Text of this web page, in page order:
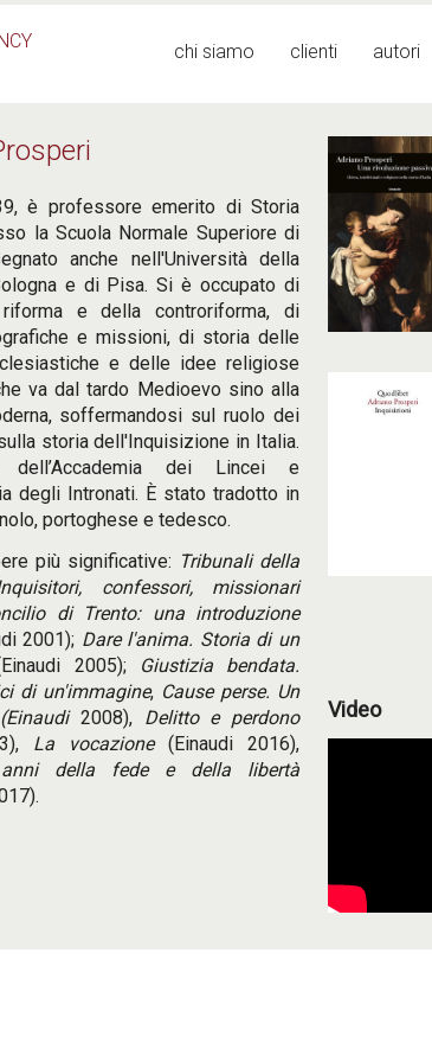
Menu principale
chi siamo clienti autori
è professore emerito di Storia
la Scuola Normale Superiore di
anche nell'Università della
e di Pisa. Si è occupato di
e della controriforma, di
e missioni, di storia delle
e delle idee religiose
va dal tardo Medioevo sino alla
soffermandosi sul ruolo dei
storia dell'Inquisizione in Italia.
dell’Accademia dei Lincei e
degli Intronati. È stato tradotto in
portoghese e tedesco.
più significative: Tribunali della
confessori, missionari
di Trento: una introduzione
2001); Dare l'anima. Storia di un
2005);
Giustizia bendata.
di un'immagine, Cause perse. Un
(Einaudi2008), Delitto e perdono
La vocazione(Einaudi 2016),
della fede e della libertà
Video